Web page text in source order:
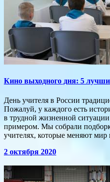
Кино выходного дня: 5
День учителя в России
Пожалуй, у каждого есть
в трудной жизненной
примером. Мы собрали
учителях, которые меняют мир
2 октября 2020